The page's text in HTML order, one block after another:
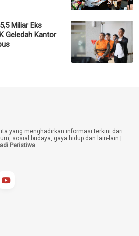
Miliar Eks
Geledah Kantor
yang menghadirkan informasi terkini dari
sosial budaya, gaya hidup dan lain-lain |
Peristiwa